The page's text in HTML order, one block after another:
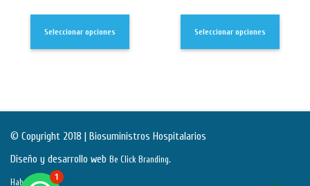
Seleccionar opciones Seleccionar opciones
© Copyright 2018 | Biosuministros Hospitalarios
Diseño y desarrollo web Be Click Branding.
Habeas Data
1